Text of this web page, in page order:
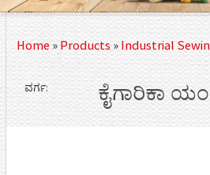
Home»Products »Industrial
ವರ್ಗ: ಕೈಗಾರಿಕಾ